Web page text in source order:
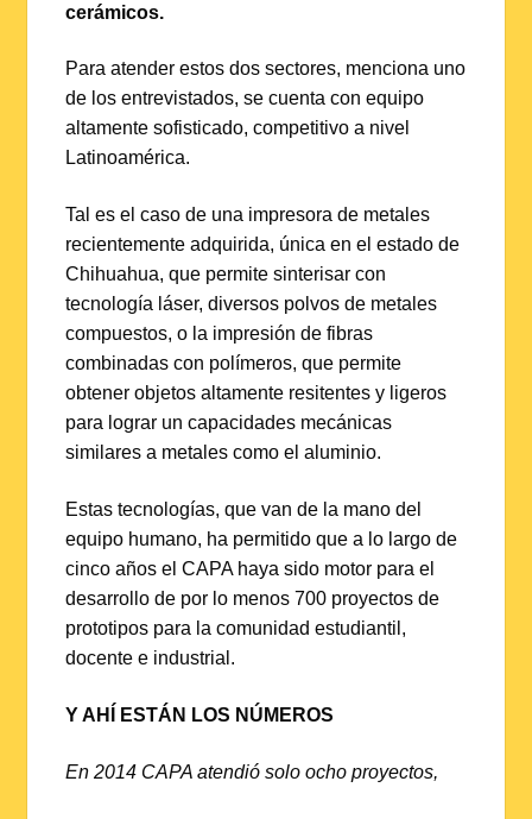
cerámicos.
Para atender estos dos sectores, menciona uno
de los entrevistados, se cuenta con equipo
altamente sofisticado, competitivo a nivel
Latinoamérica.
Tal es el caso de una impresora de metales
recientemente adquirida, única en el estado de
Chihuahua, que permite sinterisar con
tecnología láser, diversos polvos de metales
compuestos, o la impresión de fibras
combinadas con polímeros, que permite
obtener objetos altamente resitentes y ligeros
para lograr un capacidades mecánicas
similares a metales como el aluminio.
Estas tecnologías, que van de la mano del
equipo humano, ha permitido que a lo largo de
cinco años el CAPA haya sido motor para el
desarrollo de por lo menos 700 proyectos de
prototipos para la comunidad estudiantil,
docente e industrial.
Y AHÍ ESTÁN LOS NÚMEROS
En 2014 CAPA atendió solo ocho proyectos,